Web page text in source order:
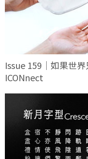
Issue 159｜如果世
ICONnect